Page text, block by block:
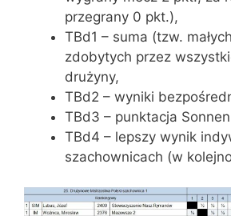
przegrany 0 pkt.),
TBd1 – suma (tzw.
zdobytych przez
drużyny,
TBd2 – wyniki
TBd3 – punktacja
TBd4 – lepszy wynik
szachownicach (w